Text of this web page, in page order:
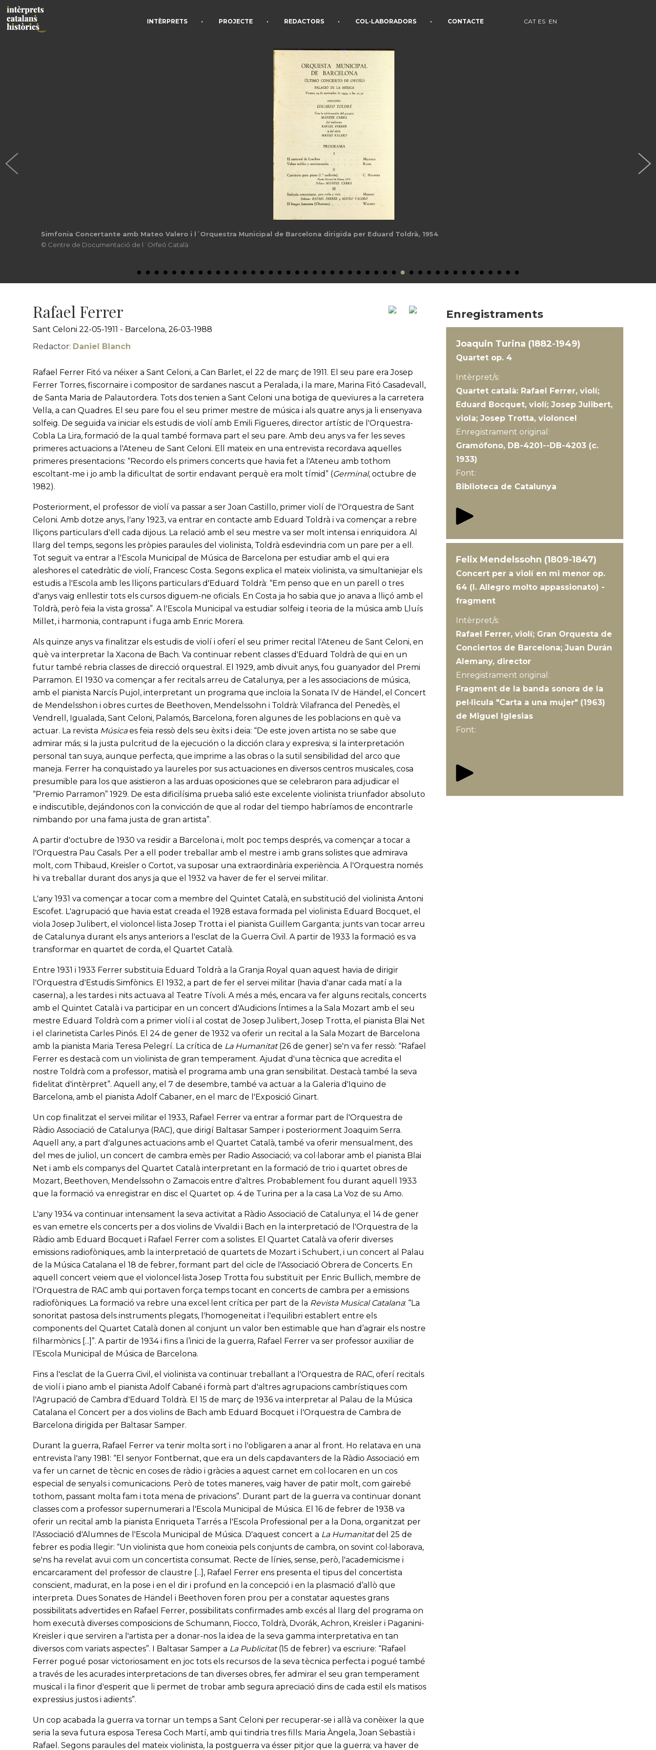
INTÈRPRETS • PROJECTE • REDACTORS • COL·LABORADORS • CONTACTE CAT ES EN
Descans al camp, anys 50
© Fons Rafael Ferrer
Rafael Ferrer
Sant Celoni 22-05-1911 - Barcelona, 26-03-1988
Redactor: Daniel Blanch
Rafael Ferrer Fitó va néixer a Sant Celoni, a Can Barlet, el 22 de març de 1911. El seu pare era Josep
Ferrer Torres, fiscornaire i compositor de sardanes nascut a Peralada, i la mare, Marina Fitó Casadevall,
de Santa Maria de Palautordera. Tots dos tenien a Sant Celoni una botiga de queviures a la carretera
Vella, a can Quadres. El seu pare fou el seu primer mestre de música i als quatre anys ja li ensenyava
solfeig. De seguida va iniciar els estudis de violí amb Emili Figueres, director artístic de l'Orquestra-
Cobla La Lira, formació de la qual també formava part el seu pare. Amb deu anys va fer les seves
primeres actuacions a l'Ateneu de Sant Celoni. Ell mateix en una entrevista recordava aquelles
primeres presentacions: “Recordo els primers concerts que havia fet a l'Ateneu amb tothom
escoltant-me i jo amb la dificultat de sortir endavant perquè era molt tímid” (Germinal, octubre de
1982).
Posteriorment, el professor de violí va passar a ser Joan Castillo, primer violí de l'Orquestra de Sant
Celoni. Amb dotze anys, l'any 1923, va entrar en contacte amb Eduard Toldrà i va començar a rebre
lliçons particulars d'ell cada dijous. La relació amb el seu mestre va ser molt intensa i enriquidora. Al
llarg del temps, segons les pròpies paraules del violinista, Toldrà esdevindria com un pare per a ell.
Tot seguit va entrar a l'Escola Municipal de Música de Barcelona per estudiar amb el qui era
aleshores el catedràtic de violí, Francesc Costa. Segons explica el mateix violinista, va simultaniejar els
estudis a l'Escola amb les lliçons particulars d'Eduard Toldrà: “Em penso que en un parell o tres
d'anys vaig enllestir tots els cursos diguem-ne oficials. En Costa ja ho sabia que jo anava a lliçó amb el
Toldrà, però feia la vista grossa”. A l'Escola Municipal va estudiar solfeig i teoria de la música amb Lluís
Millet, i harmonia, contrapunt i fuga amb Enric Morera.
Als quinze anys va finalitzar els estudis de violí i oferí el seu primer recital l'Ateneu de Sant Celoni, en
què va interpretar la Xacona de Bach. Va continuar rebent classes d'Eduard Toldrà de qui en un
futur també rebria classes de direcció orquestral. El 1929, amb divuit anys, fou guanyador del Premi
Parramon. El 1930 va començar a fer recitals arreu de Catalunya, per a les associacions de música,
amb el pianista Narcís Pujol, interpretant un programa que incloïa la Sonata IV de Händel, el Concert
de Mendelsshon i obres curtes de Beethoven, Mendelssohn i Toldrà: Vilafranca del Penedès, el
Vendrell, Igualada, Sant Celoni, Palamós, Barcelona, foren algunes de les poblacions en què va
actuar. La revista Músicaes feia ressò dels seu èxits i deia: “De este joven artista no se sabe que
admirar más; si la justa pulcritud de la ejecución o la dicción clara y expresiva; si la interpretación
personal tan suya, aunque perfecta, que imprime a las obras o la sutil sensibilidad del arco que
maneja. Ferrer ha conquistado ya laureles por sus actuaciones en diversos centros musicales, cosa
presumible para los que asistieron a las arduas oposiciones que se celebraron para adjudicar el
“Premio Parramon” 1929. De esta dificilísima prueba salió este excelente violinista triunfador absoluto
e indiscutible, dejándonos con la convicción de que al rodar del tiempo habríamos de encontrarle
nimbando por una fama justa de gran artista”.
A partir d'octubre de 1930 va residir a Barcelona i, molt poc temps després, va començar a tocar a
l'Orquestra Pau Casals. Per a ell poder treballar amb el mestre i amb grans solistes que admirava
molt, com Thibaud, Kreisler o Cortot, va suposar una extraordinària experiència. A l'Orquestra només
hi va treballar durant dos anys ja que el 1932 va haver de fer el servei militar.
L'any 1931 va començar a tocar com a membre del Quintet Català, en substitució del violinista Antoni
Escofet. L'agrupació que havia estat creada el 1928 estava formada pel violinista Eduard Bocquet, el
viola Josep Julibert, el violoncel·lista Josep Trotta i el pianista Guillem Garganta; junts van tocar arreu
de Catalunya durant els anys anteriors a l'esclat de la Guerra Civil. A partir de 1933 la formació es va
transformar en quartet de corda, el Quartet Català.
Entre 1931 i 1933 Ferrer substituïa Eduard Toldrà a la Granja Royal quan aquest havia de dirigir
l'Orquestra d'Estudis Simfònics. El 1932, a part de fer el servei militar (havia d'anar cada matí a la
caserna), a les tardes i nits actuava al Teatre Tívoli. A més a més, encara va fer alguns recitals, concerts
amb el Quintet Català i va participar en un concert d'Audicions Íntimes a la Sala Mozart amb el seu
mestre Eduard Toldrà com a primer violí i al costat de Josep Julibert, Josep Trotta, el pianista Blai Net
i el clarinetista Carles Pinós. El 24 de gener de 1932 va oferir un recital a la Sala Mozart de Barcelona
amb la pianista Maria Teresa Pelegrí. La crítica de La Humanitat(26 de gener) se'n va fer ressò: “Rafael
Ferrer es destacà com un violinista de gran temperament. Ajudat d'una tècnica que acredita el
nostre Toldrà com a professor, matisà el programa amb una gran sensibilitat. Destacà també la seva
fidelitat d'intèrpret”. Aquell any, el 7 de desembre, també va actuar a la Galeria d'Iquino de
Barcelona, amb el pianista Adolf Cabaner, en el marc de l'Exposició Ginart.
Un cop finalitzat el servei militar el 1933, Rafael Ferrer va entrar a formar part de l'Orquestra de
Ràdio Associació de Catalunya (RAC), que dirigí Baltasar Samper i posteriorment Joaquim Serra.
Aquell any, a part d'algunes actuacions amb el Quartet Català, també va oferir mensualment, des
del mes de juliol, un concert de cambra emès per Radio Associació; va col·laborar amb el pianista Blai
Net i amb els companys del Quartet Català interpretant en la formació de trio i quartet obres de
Mozart, Beethoven, Mendelssohn o Zamacois entre d'altres. Probablement fou durant aquell 1933
que la formació va enregistrar en disc el Quartet op. 4 de Turina per a la casa La Voz de su Amo.
L'any 1934 va continuar intensament la seva activitat a Ràdio Associació de Catalunya; el 14 de gener
es van emetre els concerts per a dos violins de Vivaldi i Bach en la interpretació de l'Orquestra de la
Ràdio amb Eduard Bocquet i Rafael Ferrer com a solistes. El Quartet Català va oferir diverses
emissions radiofòniques, amb la interpretació de quartets de Mozart i Schubert, i un concert al Palau
de la Música Catalana el 18 de febrer, formant part del cicle de l'Associació Obrera de Concerts. En
aquell concert veiem que el violoncel·lista Josep Trotta fou substituït per Enric Bullich, membre de
l'Orquestra de RAC amb qui portaven força temps tocant en concerts de cambra per a emissions
radiofòniques. La formació va rebre una excel·lent crítica per part de la Revista Musical Catalana: “La
sonoritat pastosa dels instruments plegats, l'homogeneïtat i l'equilibri establert entre els
components del Quartet Català donen al conjunt un valor ben estimable que han d’agrair els nostre
filharmònics [...]”. A partir de 1934 i fins a l’inici de la guerra, Rafael Ferrer va ser professor auxiliar de
l’Escola Municipal de Música de Barcelona.
Fins a l'esclat de la Guerra Civil, el violinista va continuar treballant a l'Orquestra de RAC, oferí recitals
de violí i piano amb el pianista Adolf Cabané i formà part d'altres agrupacions cambrístiques com
l'Agrupació de Cambra d'Eduard Toldrà. El 15 de març de 1936 va interpretar al Palau de la Música
Catalana el Concert per a dos violins de Bach amb Eduard Bocquet i l'Orquestra de Cambra de
Barcelona dirigida per Baltasar Samper.
Durant la guerra, Rafael Ferrer va tenir molta sort i no l'obligaren a anar al front. Ho relatava en una
entrevista l'any 1981: “El senyor Fontbernat, que era un dels capdavanters de la Ràdio Associació em
va fer un carnet de tècnic en coses de ràdio i gràcies a aquest carnet em col·locaren en un cos
especial de senyals i comunicacions. Però de totes maneres, vaig haver de patir molt, com gairebé
tothom, passant molta fam i tota mena de privacions”. Durant part de la guerra va continuar donant
classes com a professor supernumerari a l'Escola Municipal de Música. El 16 de febrer de 1938 va
oferir un recital amb la pianista Enriqueta Tarrés a l'Escola Professional per a la Dona, organitzat per
l'Associació d'Alumnes de l'Escola Municipal de Música. D'aquest concert a La Humanitatdel 25 de
febrer es podia llegir: “Un violinista que hom coneixia pels conjunts de cambra, on sovint col·laborava,
se'ns ha revelat avui com un concertista consumat. Recte de línies, sense, però, l'academicisme i
encarcarament del professor de claustre [...], Rafael Ferrer ens presenta el tipus del concertista
conscient, madurat, en la pose i en el dir i profund en la concepció i en la plasmació d’allò que
interpreta. Dues Sonates de Händel i Beethoven foren prou per a constatar aquestes grans
possibilitats advertides en Rafael Ferrer, possibilitats confirmades amb excés al llarg del programa on
hom executà diverses composicions de Schumann, Fiocco, Toldrà, Dvorák, Achron, Kreisler i Paganini-
Kreisler i que serviren a l'artista per a donar-nos la idea de la seva gamma interpretativa en tan
diversos com variats aspectes”. I Baltasar Samper a La Publicitat(15 de febrer) va escriure: “Rafael
Ferrer pogué posar victoriosament en joc tots els recursos de la seva tècnica perfecta i pogué també
a través de les acurades interpretacions de tan diverses obres, fer admirar el seu gran temperament
musical i la finor d'esperit que li permet de trobar amb segura apreciació dins de cada estil els matisos
expressius justos i adients”.
Un cop acabada la guerra va tornar un temps a Sant Celoni per recuperar-se i allà va conèixer la que
seria la seva futura esposa Teresa Coch Martí, amb qui tindria tres fills: Maria Àngela, Joan Sebastià i
Rafael. Segons paraules del mateix violinista, la postguerra va ésser pitjor que la guerra; va haver de
Enregistraments
Joaquin Turina (1882-1949)
Quartet op. 4
Intèrpret/s:
Quartet català: Rafael Ferrer, violí;
Eduard Bocquet, violí; Josep Julibert,
viola; Josep Trotta, violoncel
Enregistrament original:
Gramófono, DB-4201--DB-4203 (c.
1933)
Font:
Biblioteca de Catalunya
Felix Mendelssohn (1809-1847)
Concert per a violí en mi menor op.
64 (I. Allegro molto appassionato) -
fragment
Intèrpret/s:
Rafael Ferrer, violí; Gran Orquesta de
Conciertos de Barcelona; Juan Durán
Alemany, director
Enregistrament original:
Fragment de la banda sonora de la
pel·licula "Carta a una mujer" (1963)
de Miguel Iglesias
Font: